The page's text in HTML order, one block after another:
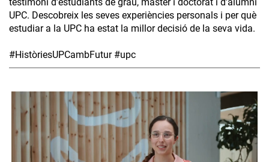
UPC. Descobreix les seves experiències personals i per què
estudiar a la UPC ha estat la millor decisió de la seva vida.
#HistòriesUPCambFutur #upc